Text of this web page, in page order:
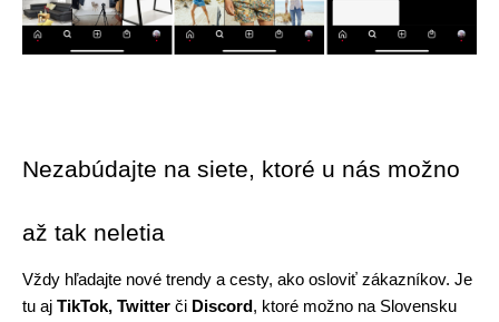
Nezabúdajte na siete, ktoré u nás možno
až tak neletia
Vždy hľadajte nové trendy a cesty, ako osloviť zákazníkov. Je
tu aj TikTok, Twitter či Discord , ktoré možno na Slovensku